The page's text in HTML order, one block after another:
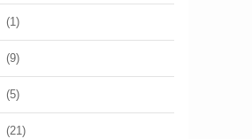
(1)
(9)
(5)
(21)